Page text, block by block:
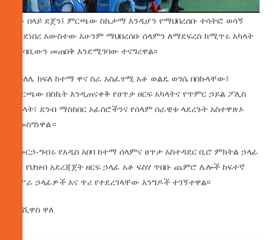
አቶ በላይ ደጀን፤ ምርጫው ስኬታማ እንዲሆን የማህበረሰቡ ተሳትፎ ወሳኝ
እንደነበረ አውስተው አሁንም ማህበረሰቡ ሰላምን ለማደፍረስ ከሚጥሩ አካላት
አካባቢውን መጠበቅ እንደሚገባው ተናግረዋል፡፡
‎የጉለሌ ክፍለ ከተማ ዋና ስራ አስፈፃሚ አቶ ወልዴ ወገሴ በበኩላቸው፤
ምርጫው በስኬት እንዲጠናቀቅ የፀጥታ ዘርፍ አካላትና የጥምር ኃይል ፖሊስ
አባላት፣ ደንብ ማስከበር ኦፊሰሮችንና የሰላም ሰራዊቱ ላደረጉት አስተዋጽኦ
አመስግነዋል።
‎በመርኃ-ግብሩ የአዲስ አበባ ከተማ ሰላምና ፀጥታ አስተዳደር ቢሮ ምክትል ኃላፊ
እና የህዝብ አደረጃጀት ዘርፍ ኃላፊ አቶ ፍስሃ ጥበቡ ጨምሮ ሌሎች ከፍተኛ
የሥራ ኃላፊዎች እና ጥሪ የተደረገላቸው እንግዶች ተገኝተዋል፡፡ ‎
በየሺዋስ ዋለ